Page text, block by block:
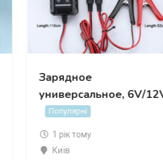
Зарядное
универсальное, 6V/
Популярні
1 рік тому
Київ